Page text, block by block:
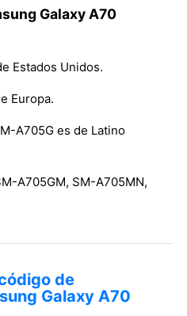
Galaxy A70
Estados Unidos.
Europa.
A705G es de Latino
A705GM, SM-A705MN,
de
Galaxy A70